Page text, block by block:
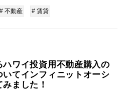
# 不動産 # 賃貸
ハワイ投資用不動産購入の
いてインフィニットオーシ
ました！